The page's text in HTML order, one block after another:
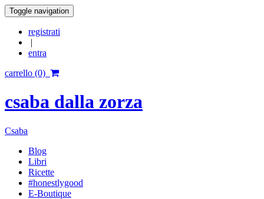
Toggle navigation
registrati
|
entra
carrello (0)
csaba dalla zorza
Csaba
Blog
Libri
Ricette
#honestlygood
E-Boutique